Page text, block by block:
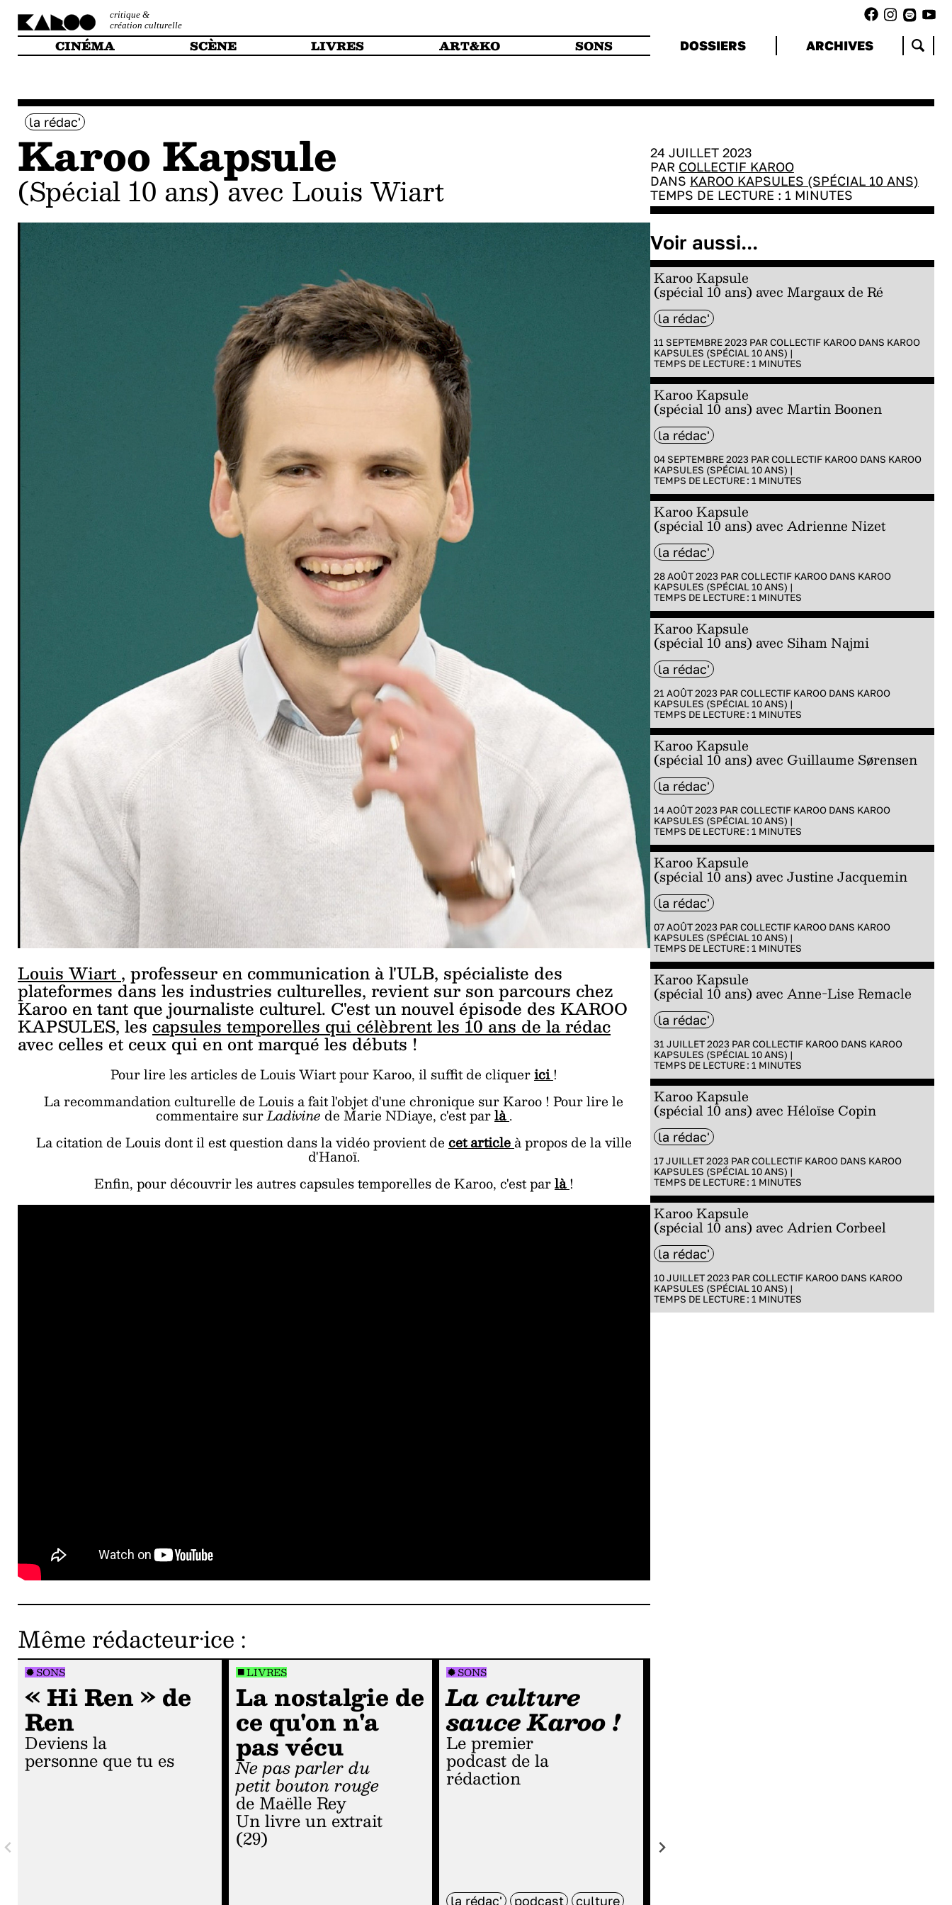
critique &
création culturelle
CINÉMA SCÈNE LIVRES ART&KO SONS DOSSIERS ARCHIVES
la rédac'
Karoo Kapsule
(spécial 10 ans) avec Louis Wiart
Louis Wiart , professeur en communication à l'ULB, spécialiste des
plateformes dans les industries culturelles, revient sur son parcours chez
Karoo en tant que journaliste culturel. C'est un nouvel épisode des KAROO
KAPSULES, les capsules temporelles qui célèbrent les 10 ans de la rédac
avec celles et ceux qui en ont marqué les débuts !
Pour lire les articles de Louis Wiart pour Karoo, il suffit de cliquerici!
La recommandation culturelle de Louis a fait l'objet d'une chronique sur Karoo ! Pour lire le
commentaire surLadivine de Marie NDiaye, c'est parlà.
La citation de Louis dont il est question dans la vidéo provient decet articleà propos de la ville
d'Hanoï.
Enfin, pour découvrir les autres capsules temporelles de Karoo, c'est parlà!
Même rédacteur·ice :
SONS
« Hi Ren » de
Ren
Deviens la
personne que tu es
LIVRES
La nostalgie de
ce qu'on n'a
pas vécu
Ne pas parler du
petit bouton rouge
de Maëlle Rey
Un livre un extrait
(29)
SONS
La culture
sauce Karoo !
Le premier
podcast de la
rédaction
la rédac' podcast culture
24 JUILLET 2023
PAR COLLECTIF KAROO
DANS KAROO KAPSULES (SPÉCIAL 10 ANS)
TEMPS DE LECTURE : 1 MINUTES
Voir aussi...
Karoo Kapsule
(spécial 10 ans) avec Margaux de Ré
la rédac'
11 SEPTEMBRE 2023 PARCOLLECTIF KAROODANS KAROO
KAPSULES (SPÉCIAL 10 ANS) |
TEMPS DE LECTURE : 1 MINUTES
Karoo Kapsule
(spécial 10 ans) avec Martin Boonen
la rédac'
04 SEPTEMBRE 2023 PARCOLLECTIF KAROODANS KAROO
KAPSULES (SPÉCIAL 10 ANS) |
TEMPS DE LECTURE : 1 MINUTES
Karoo Kapsule
(spécial 10 ans) avec Adrienne Nizet
la rédac'
28 AOÛT 2023 PARCOLLECTIF KAROODANS KAROO
KAPSULES (SPÉCIAL 10 ANS) |
TEMPS DE LECTURE : 1 MINUTES
Karoo Kapsule
(spécial 10 ans) avec Siham Najmi
la rédac'
21 AOÛT 2023 PARCOLLECTIF KAROODANS KAROO
KAPSULES (SPÉCIAL 10 ANS) |
TEMPS DE LECTURE : 1 MINUTES
Karoo Kapsule
(spécial 10 ans) avec Guillaume Sørensen
la rédac'
14 AOÛT 2023 PARCOLLECTIF KAROODANS KAROO
KAPSULES (SPÉCIAL 10 ANS) |
TEMPS DE LECTURE : 1 MINUTES
Karoo Kapsule
(spécial 10 ans) avec Justine Jacquemin
la rédac'
07 AOÛT 2023 PARCOLLECTIF KAROODANS KAROO
KAPSULES (SPÉCIAL 10 ANS) |
TEMPS DE LECTURE : 1 MINUTES
Karoo Kapsule
(spécial 10 ans) avec Anne-Lise Remacle
la rédac'
31 JUILLET 2023 PARCOLLECTIF KAROODANS KAROO
KAPSULES (SPÉCIAL 10 ANS) |
TEMPS DE LECTURE : 1 MINUTES
Karoo Kapsule
(spécial 10 ans) avec Héloïse Copin
la rédac'
17 JUILLET 2023 PARCOLLECTIF KAROODANS KAROO
KAPSULES (SPÉCIAL 10 ANS) |
TEMPS DE LECTURE : 1 MINUTES
Karoo Kapsule
(spécial 10 ans) avec Adrien Corbeel
la rédac'
10 JUILLET 2023 PARCOLLECTIF KAROODANS KAROO
KAPSULES (SPÉCIAL 10 ANS) |
TEMPS DE LECTURE : 1 MINUTES